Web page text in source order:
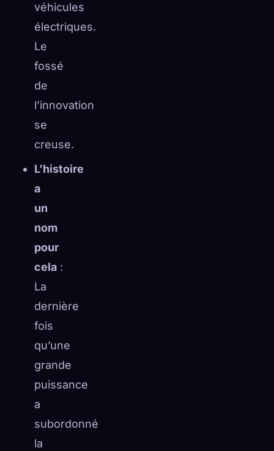
véhicules
électriques.
Le
fossé
de
l’innovation
se
creuse.
L’histoire
a
un
nom
pour
cela :
La
dernière
fois
qu’une
grande
puissance
a
subordonné
la